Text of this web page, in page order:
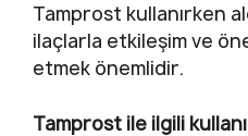
Tamprost kullanırken
ilaçlarla etkileşim ve
etmek önemlidir.
Tamprost ile ilgili